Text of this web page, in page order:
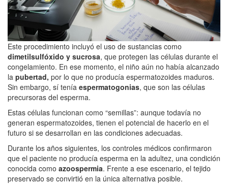
Este procedimiento incluyó el uso de sustancias como
dimetilsulfóxido y sucrosa, que protegen las células durante el
congelamiento. En ese momento, el niño aún no había alcanzado
la pubertad, por lo que no producía espermatozoides maduros.
Sin embargo, sí tenía espermatogonias, que son las células
precursoras del esperma.
Estas células funcionan como “semillas”: aunque todavía no
generan espermatozoides, tienen el potencial de hacerlo en el
futuro si se desarrollan en las condiciones adecuadas.
Durante los años siguientes, los controles médicos confirmaron
que el paciente no producía esperma en la adultez, una condición
conocida como azoospermia. Frente a ese escenario, el tejido
preservado se convirtió en la única alternativa posible.